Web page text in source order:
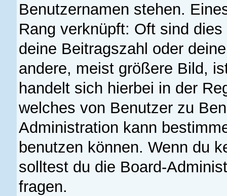
Benutzernamen stehen.
Rang verknüpft: Oft sind
deine Beitragszahl oder
andere, meist größere Bild,
handelt sich hierbei in der
welches von Benutzer zu
Administration kann
benutzen können. Wenn du
solltest du die Board-
fragen.